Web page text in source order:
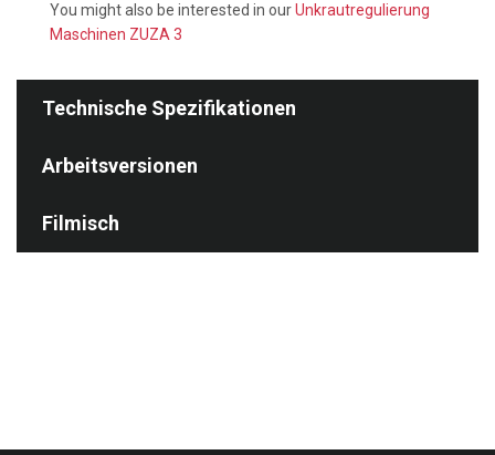
You might also be interested in ourUnkrautregulierung
Maschinen ZUZA 3
Technische Spezifikationen
Arbeitsversionen
Filmisch